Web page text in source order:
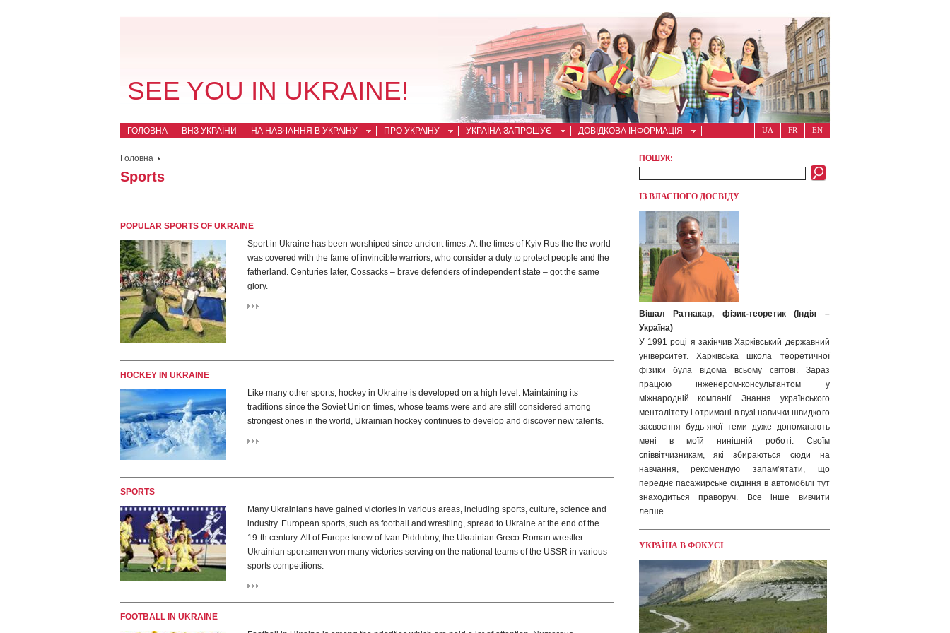
SEE YOU IN UKRAINE!
ГОЛОВНА ВНЗ УКРАЇНИ НА НАВЧАННЯ В УКРАЇНУ ПРО УКРАЇНУ УКРАЇНА ЗАПРОШУЄ ДОВІДКОВА ІНФОРМАЦІЯ EN
FR
UA
Головна
Sports
POPULAR SPORTS OF UKRAINE
Sport in Ukraine has been worshiped since ancient times. At the times of Kyiv Rus the the world
was covered with the fame of invincible warriors, who consider a duty to protect people and the
fatherland. Centuries later, Cossacks – brave defenders of independent state – got the same
glory.
HOCKEY IN UKRAINE
Like many other sports, hockey in Ukraine is developed on a high level. Maintaining its
traditions since the Soviet Union times, whose teams were and are still considered among
strongest ones in the world, Ukrainian hockey continues to develop and discover new talents.
SPORTS
Many Ukrainians have gained victories in various areas, including sports, culture, science and
industry. European sports, such as football and wrestling, spread to Ukraine at the end of the
19-th century. All of Europe knew of Ivan Piddubny, the Ukrainian Greco-Roman wrestler.
Ukrainian sportsmen won many victories serving on the national teams of the USSR in various
sports competitions.
FOOTBALL IN UKRAINE
ПОШУК:
ІЗ ВЛАСНОГО ДОСВІДУ
Вішал Ратнакар, фізик-теоретик (Індія –
Україна)
У 1991 році я закінчив Харківський державний
університет. Харківська школа теоретичної
фізики була відома всьому світові. Зараз
працюю інженером-консультантом у
міжнародній компанії. Знання українського
менталітету і отримані в вузі навички швидкого
засвоєння будь-якої теми дуже допомагають
мені в моїй нинішній роботі. Своїм
співвітчизникам, які збираються сюди на
навчання, рекомендую запам’ятати, що
переднє пасажирське сидіння в автомобілі тут
знаходиться праворуч. Все інше вивчити
легше.
УКРАЇНА В ФОКУСІ